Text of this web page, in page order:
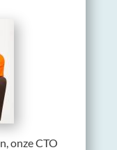
onze CTO